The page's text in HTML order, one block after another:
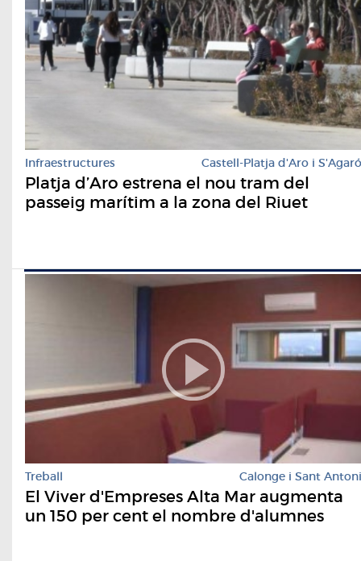
Infraestructures Castell-Platja d'Aro i S'Agaró
Platja d’Aro estrena el nou tram del
passeig marítim a la zona del Riuet
Treball Calonge i Sant Antoni
El Viver d'Empreses Alta Mar augmenta
un 150 per cent el nombre d'alumnes